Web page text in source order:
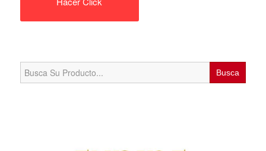
Search
for: